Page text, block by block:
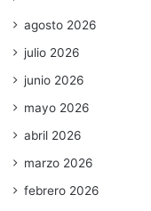
agosto 2026
julio 2026
junio 2026
mayo 2026
abril 2026
marzo 2026
febrero 2026